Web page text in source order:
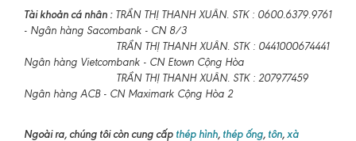
Tài khoản cá nhân :TRẦN THỊ THANH XUÂN. STK : 0600.6379.9761
- Ngân hàng Sacombank - CN 8/3
TRẦN THỊ THANH XUÂN. STK : 0441000674441
Ngân hàng Vietcombank - CN Etown Cộng Hòa
TRẦN THỊ THANH XUÂN. STK : 207977459
Ngân hàng ACB - CN Maximark Cộng Hòa 2
Ngoài ra, chúng tôi còn cung cấp thép hình, thép ống, tôn, xà